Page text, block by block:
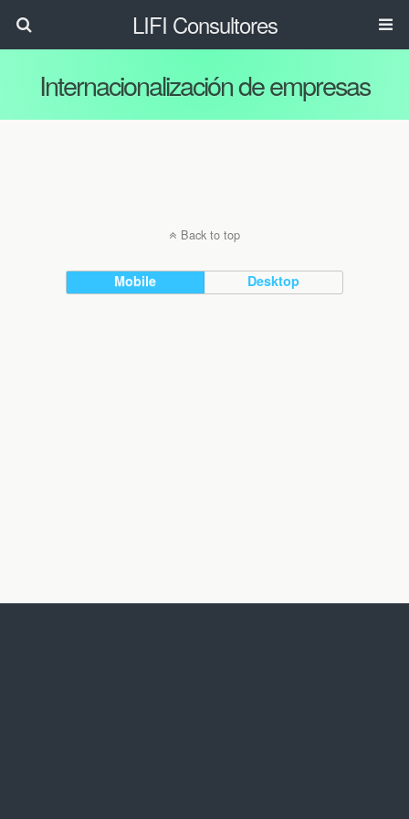
LIFI Consultores
Internacionalización de empresas
Back to top
Mobile Desktop